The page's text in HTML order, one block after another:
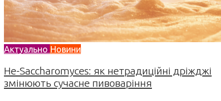
Актуально Новини
Не-Saccharomyces: як нетрадиційні дріжджі
змінюють сучасне пивоваріння